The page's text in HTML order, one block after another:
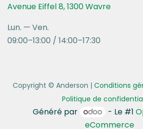
Avenue Eiffel 8, 1300 Wavre
Lun. — Ven.
09:00–13:00 / 14:00–17:30
Copyright © Anderson | Conditions
Politique de
Généré par - Le #1
eCommerce